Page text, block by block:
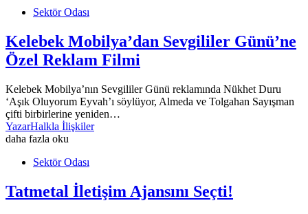
Sektör Odası
Kelebek Mobilya’dan Sevgililer Günü’ne
Özel Reklam Filmi
Kelebek Mobilya’nın Sevgililer Günü reklamında Nükhet Duru
‘Aşık Oluyorum Eyvah’ı söylüyor, Almeda ve Tolgahan Sayışman
çifti birbirlerine yeniden…
YazarHalkla İlişkiler
daha fazla oku
Sektör Odası
Tatmetal İletişim Ajansını Seçti!